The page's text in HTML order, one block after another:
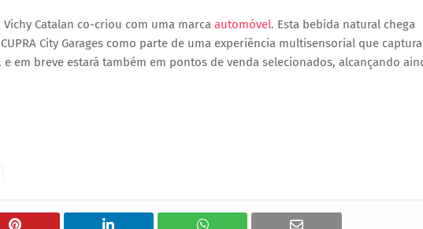
Catalan co-criou com uma marca automóvel. Esta bebida natural chega
CUPRA City Garages como parte de uma experiência multisensorial que
e em breve estará também em pontos de venda selecionados, alcançando